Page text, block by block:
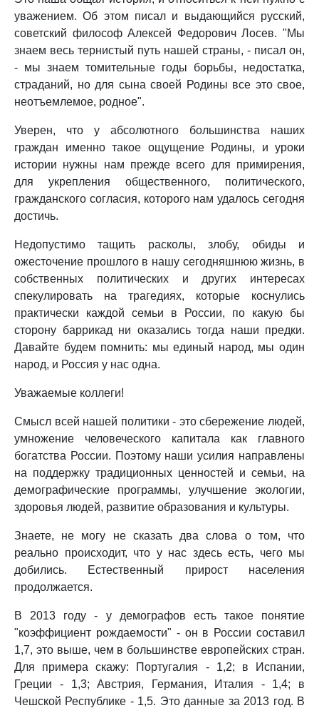
уважением. Об этом писал и выдающийся русский,
советский философ Алексей Федорович Лосев. "Мы
знаем весь тернистый путь нашей страны, - писал он,
- мы знаем томительные годы борьбы, недостатка,
страданий, но для сына своей Родины все это свое,
неотъемлемое, родное".
Уверен, что у абсолютного большинства наших
граждан именно такое ощущение Родины, и уроки
истории нужны нам прежде всего для примирения,
для укрепления общественного, политического,
гражданского согласия, которого нам удалось сегодня
достичь.
Недопустимо тащить расколы, злобу, обиды и
ожесточение прошлого в нашу сегодняшнюю жизнь, в
собственных политических и других интересах
спекулировать на трагедиях, которые коснулись
практически каждой семьи в России, по какую бы
сторону баррикад ни оказались тогда наши предки.
Давайте будем помнить: мы единый народ, мы один
народ, и Россия у нас одна.
Уважаемые коллеги!
Смысл всей нашей политики - это сбережение людей,
умножение человеческого капитала как главного
богатства России. Поэтому наши усилия направлены
на поддержку традиционных ценностей и семьи, на
демографические программы, улучшение экологии,
здоровья людей, развитие образования и культуры.
Знаете, не могу не сказать два слова о том, что
реально происходит, что у нас здесь есть, чего мы
добились. Естественный прирост населения
продолжается.
В 2013 году - у демографов есть такое понятие
"коэффициент рождаемости" - он в России составил
1,7, это выше, чем в большинстве европейских стран.
Для примера скажу: Португалия - 1,2; в Испании,
Греции - 1,3; Австрия, Германия, Италия - 1,4; в
Чешской Республике - 1,5. Это данные за 2013 год. В